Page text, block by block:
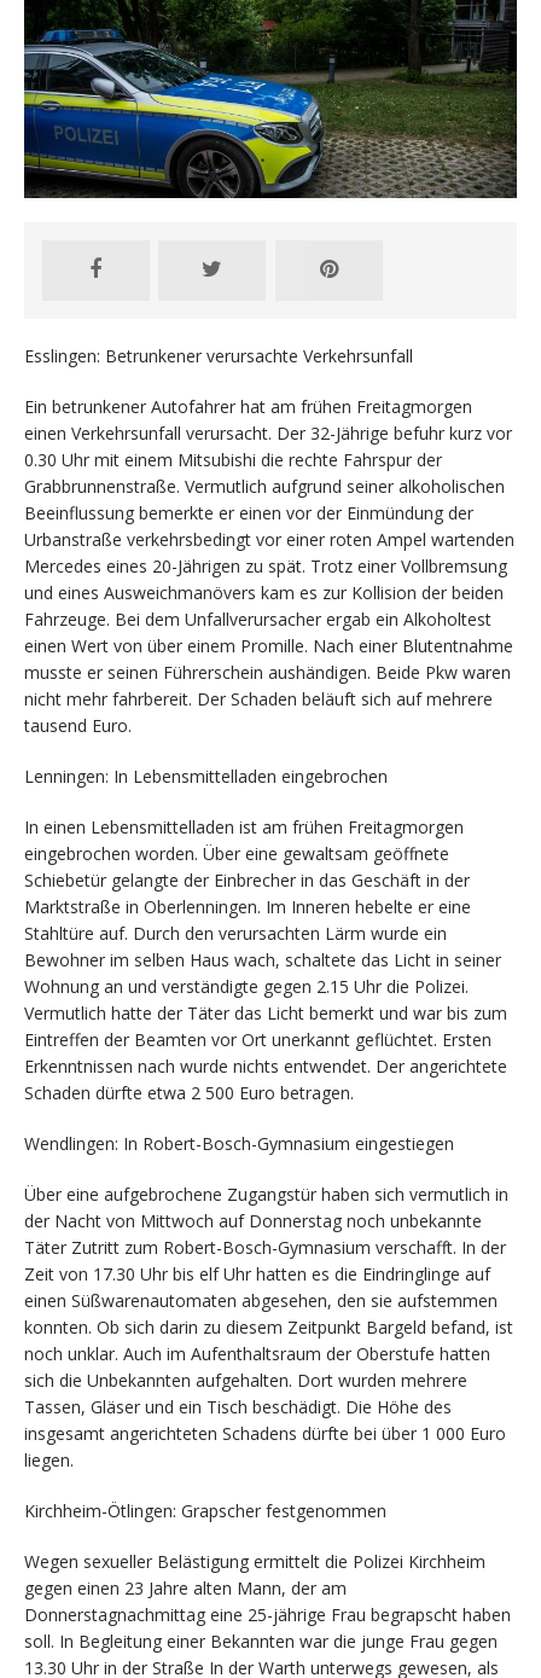
Esslingen: Betrunkener verursachte Verkehrsunfall
Ein betrunkener Autofahrer hat am frühen Freitagmorgen
einen Verkehrsunfall verursacht. Der 32-Jährige befuhr kurz vor
0.30 Uhr mit einem Mitsubishi die rechte Fahrspur der
Grabbrunnenstraße. Vermutlich aufgrund seiner alkoholischen
Beeinflussung bemerkte er einen vor der Einmündung der
Urbanstraße verkehrsbedingt vor einer roten Ampel wartenden
Mercedes eines 20-Jährigen zu spät. Trotz einer Vollbremsung
und eines Ausweichmanövers kam es zur Kollision der beiden
Fahrzeuge. Bei dem Unfallverursacher ergab ein Alkoholtest
einen Wert von über einem Promille. Nach einer Blutentnahme
musste er seinen Führerschein aushändigen. Beide Pkw waren
nicht mehr fahrbereit. Der Schaden beläuft sich auf mehrere
tausend Euro.
Lenningen: In Lebensmittelladen eingebrochen
In einen Lebensmittelladen ist am frühen Freitagmorgen
eingebrochen worden. Über eine gewaltsam geöffnete
Schiebetür gelangte der Einbrecher in das Geschäft in der
Marktstraße in Oberlenningen. Im Inneren hebelte er eine
Stahltüre auf. Durch den verursachten Lärm wurde ein
Bewohner im selben Haus wach, schaltete das Licht in seiner
Wohnung an und verständigte gegen 2.15 Uhr die Polizei.
Vermutlich hatte der Täter das Licht bemerkt und war bis zum
Eintreffen der Beamten vor Ort unerkannt geflüchtet. Ersten
Erkenntnissen nach wurde nichts entwendet. Der angerichtete
Schaden dürfte etwa 2 500 Euro betragen.
Wendlingen: In Robert-Bosch-Gymnasium eingestiegen
Über eine aufgebrochene Zugangstür haben sich vermutlich in
der Nacht von Mittwoch auf Donnerstag noch unbekannte
Täter Zutritt zum Robert-Bosch-Gymnasium verschafft. In der
Zeit von 17.30 Uhr bis elf Uhr hatten es die Eindringlinge auf
einen Süßwarenautomaten abgesehen, den sie aufstemmen
konnten. Ob sich darin zu diesem Zeitpunkt Bargeld befand, ist
noch unklar. Auch im Aufenthaltsraum der Oberstufe hatten
sich die Unbekannten aufgehalten. Dort wurden mehrere
Tassen, Gläser und ein Tisch beschädigt. Die Höhe des
insgesamt angerichteten Schadens dürfte bei über 1 000 Euro
liegen.
Kirchheim-Ötlingen: Grapscher festgenommen
Wegen sexueller Belästigung ermittelt die Polizei Kirchheim
gegen einen 23 Jahre alten Mann, der am
Donnerstagnachmittag eine 25-jährige Frau begrapscht haben
soll. In Begleitung einer Bekannten war die junge Frau gegen
13.30 Uhr in der Straße In der Warth unterwegs gewesen, als